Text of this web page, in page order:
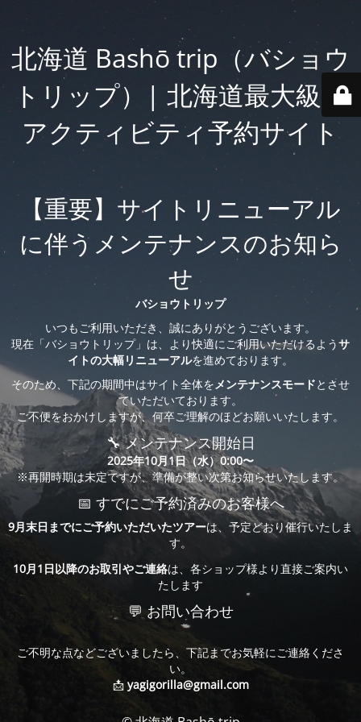
北海道 Bashō trip（バショウ
トリップ）| 北海道最大級の
アクティビティ予約サイト
【重要】サイトリニューアル
に伴うメンテナンスのお知ら
せ
バショウトリップ
いつもご利用いただき、誠にありがとうございます。
現在「バショウトリップ」は、より快適にご利用いただけるようサ
イトの大幅リニューアルを進めております。
そのため、下記の期間中はサイト全体をメンテナンスモードとさせ
ていただいております。
ご不便をおかけしますが、何卒ご理解のほどお願いいたします。
🔧 メンテナンス開始日
2025年10月1日（水）0:00〜
※再開時期は未定ですが、準備が整い次第お知らせいたします。
📅 すでにご予約済みのお客様へ
9月末日までにご予約いただいたツアーは、予定どおり催行いたしま
す。
10月1日以降のお取引やご連絡は、各ショップ様より直接ご案内い
たします
💬 お問い合わせ
ご不明な点などございましたら、下記までお気軽にご連絡くださ
い。
📩 yagigorilla@gmail.com